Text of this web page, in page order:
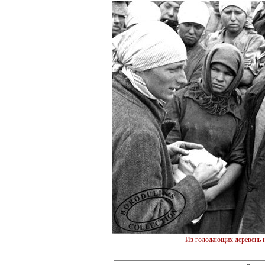
Из голодающих деревень